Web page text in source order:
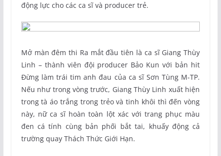
động lực cho các ca sĩ và producer trẻ.
Mở màn đêm thi Ra mắt đầu tiên là ca sĩ Giang Thùy
Linh – thành viên đội producer Bảo Kun với bản hit
Đừng làm trái tim anh đau của ca sĩ Sơn Tùng M-TP.
Nếu như trong vòng trước, Giang Thùy Linh xuất hiện
trong tà áo trắng trong trẻo và tinh khôi thì đến vòng
này, nữ ca sĩ hoàn toàn lột xác với trang phục màu
đen cá tính cùng bản phối bắt tai, khuấy động cả
trường quay Thách Thức Giới Hạn.